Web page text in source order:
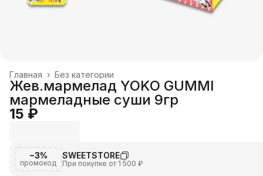
Без категории
Главная ›
Жев.мармелад YOKO GUMMI
мармеладные суши 9гр
15 ₽
−3%
промокод
SWEETSTORE
При покупке от 1 500 ₽